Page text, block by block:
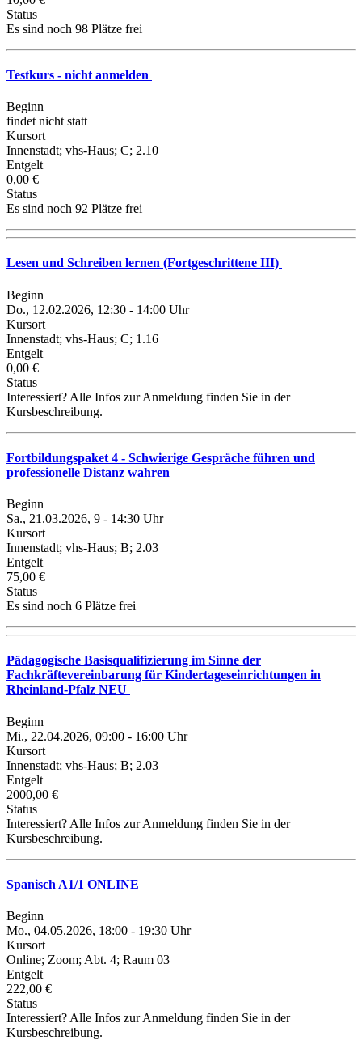
Status
Es sind noch 98 Plätze frei
Testkurs - nicht anmelden
Beginn
findet nicht statt
Kursort
Innenstadt; vhs-Haus; C; 2.10
Entgelt
0,00 €
Status
Es sind noch 92 Plätze frei
Lesen und Schreiben lernen (Fortgeschrittene III)
Beginn
Do., 12.02.2026, 12:30 - 14:00 Uhr
Kursort
Innenstadt; vhs-Haus; C; 1.16
Entgelt
0,00 €
Status
Interessiert? Alle Infos zur Anmeldung finden Sie in der
Kursbeschreibung.
Fortbildungspaket 4 - Schwierige Gespräche führen und
professionelle Distanz wahren
Beginn
Sa., 21.03.2026, 9 - 14:30 Uhr
Kursort
Innenstadt; vhs-Haus; B; 2.03
Entgelt
75,00 €
Status
Es sind noch 6 Plätze frei
Pädagogische Basisqualifizierung im Sinne der
Fachkräftevereinbarung für Kindertageseinrichtungen in
Rheinland-Pfalz NEU
Beginn
Mi., 22.04.2026, 09:00 - 16:00 Uhr
Kursort
Innenstadt; vhs-Haus; B; 2.03
Entgelt
2000,00 €
Status
Interessiert? Alle Infos zur Anmeldung finden Sie in der
Kursbeschreibung.
Spanisch A1/1 ONLINE
Beginn
Mo., 04.05.2026, 18:00 - 19:30 Uhr
Kursort
Online; Zoom; Abt. 4; Raum 03
Entgelt
222,00 €
Status
Interessiert? Alle Infos zur Anmeldung finden Sie in der
Kursbeschreibung.